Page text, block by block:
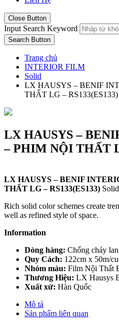
Close Button
Input Search Keyword
Search Button
Trang chủ
INTERIOR FILM
Solid
LX HAUSYS – BENIF
THẤT LG – RS133(ES133)
LX HAUSYS –
– PHIM NỘI THẤT
LX HAUSYS – BENIF
THẤT LG – RS133(ES133) Solid
Rich solid color schemes create
well as refined style of space.
Information
Dòng hàng: Chống cháy lan
Quy Cách: 122cm x 50m/
Nhóm màu: Film Nội Thất
Thương Hiệu: LX Hausys
Xuất xứ: Hàn Quốc
Mô tả
Sản phẩm liên quan